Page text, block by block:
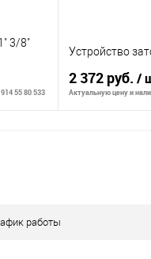
3/8"
55 80 533
Устройство
2 372 руб. /
Актуальную цену и
работы